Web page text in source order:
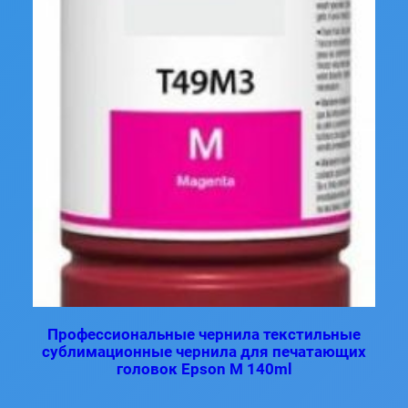
Профессиональные чернила текстильные
сублимационные чернила для печатающих
головок Epson M 140ml